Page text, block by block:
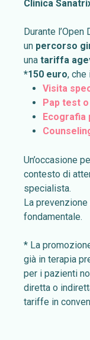
Clinica
Durante
un percorso
una tariffa
*150 euro, che
Visita
Pap test
Ecografia
Un’occasione
contesto di
specialista.
La
fondamentale.
* La
già in terapia
per i pazienti
diretta o
tariffe in